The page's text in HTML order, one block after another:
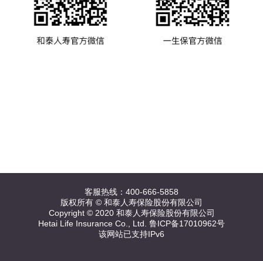
客服热线：400-666-5858
版权所有 © 和泰人寿保险股份有限公司
Copyright © 2020 和泰人寿保险股份有限公司
Hetai Life Insurance Co., Ltd. 鲁ICP备17010962号
该网站已支持IPv6